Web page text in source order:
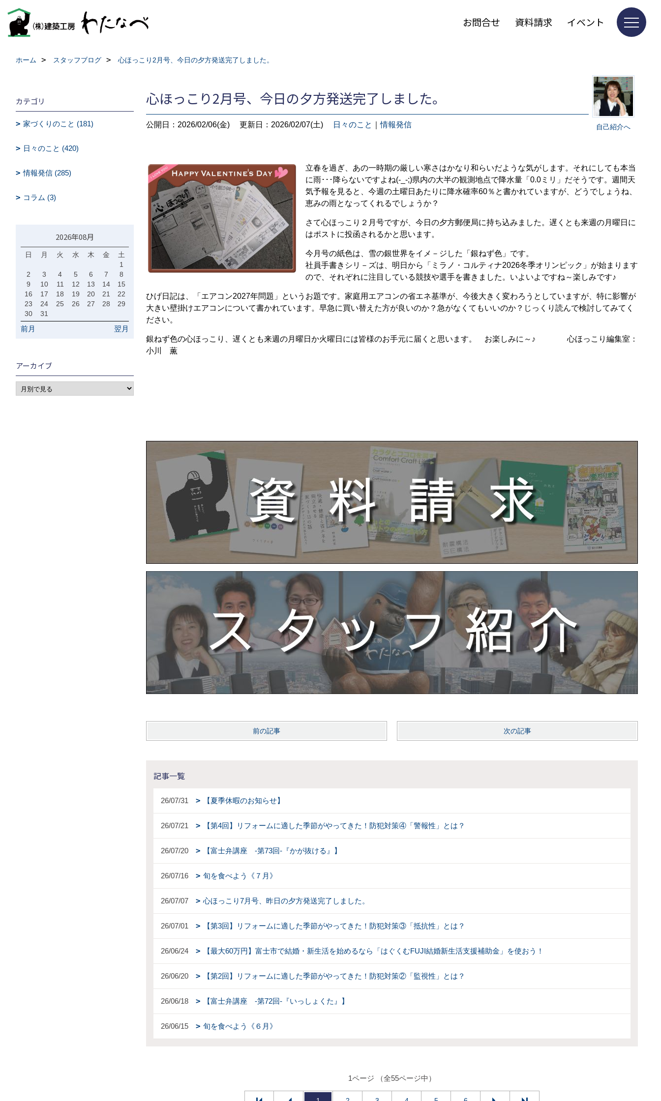
お問合せ 資料請求 イベント
ホーム スタッフブログ 心ほっこり2月号、今日の夕方発送完了しました。
自己紹介へ
心ほっこり2月号、今日の夕方発送完了しました。
公開日：2026/02/06(金) 更新日：2026/02/07(土) 日々のこと ｜情報発信
立春を過ぎ、あの一時期の厳しい寒さはかなり和らいだような気がします。それにしても本当
に雨･･･降らないですよね(-_-;)県内の大半の観測地点で降水量「0.0ミリ」だそうです。週間天
気予報を見ると、今週の土曜日あたりに降水確率60％と書かれていますが、どうでしょうね、
恵みの雨となってくれるでしょうか？
さて心ほっこり２月号ですが、今日の夕方郵便局に持ち込みました。遅くとも来週の月曜日に
はポストに投函されるかと思います。
今月号の紙色は、雪の銀世界をイメ－ジした「銀ねず色」です。
社員手書きシリ－ズは、明日から「ミラノ・コルティナ2026冬季オリンピック」が始まります
ので、それぞれに注目している競技や選手を書きました。いよいよですね～楽しみです♪
ひげ日記は、「エアコン2027年問題」というお題です。家庭用エアコンの省エネ基準が、今後大きく変わろうとしていますが、特に影響が
大きい壁掛けエアコンについて書かれています。早急に買い替えた方が良いのか？急がなくてもいいのか？じっくり読んで検討してみてく
ださい。
銀ねず色の心ほっこり、遅くとも来週の月曜日か火曜日には皆様のお手元に届くと思います。 お楽しみに～♪ 心ほっこり編集室：
小川 薫
前の記事 次の記事
記事一覧
26/07/31 【夏季休暇のお知らせ】
26/07/21 【第4回】リフォームに適した季節がやってきた！防犯対策④「警報性」とは？
26/07/20 【富士弁講座 -第73回-『かが抜ける』】
26/07/16 旬を食べよう《７月》
26/07/07 心ほっこり7月号、昨日の夕方発送完了しました。
26/07/01 【第3回】リフォームに適した季節がやってきた！防犯対策③「抵抗性」とは？
26/06/24 【最大60万円】富士市で結婚・新生活を始めるなら「はぐくむFUJI結婚新生活支援補助金」を使おう！
26/06/20 【第2回】リフォームに適した季節がやってきた！防犯対策②「監視性」とは？
26/06/18 【富士弁講座 -第72回-『いっしょくた』】
26/06/15 旬を食べよう《６月》
1ページ （全55ページ中）
カテゴリ
家づくりのこと (181)
日々のこと (420)
情報発信 (285)
コラム (3)
2026年08月
日 月 火 水 木 金
土
1
2
3 4 5 6 7
8
9
10 11 12 13 14
15
16
17 18 19 20 21
22
23
24 25 26 27 28
29
30
31
前月 翌月
アーカイブ